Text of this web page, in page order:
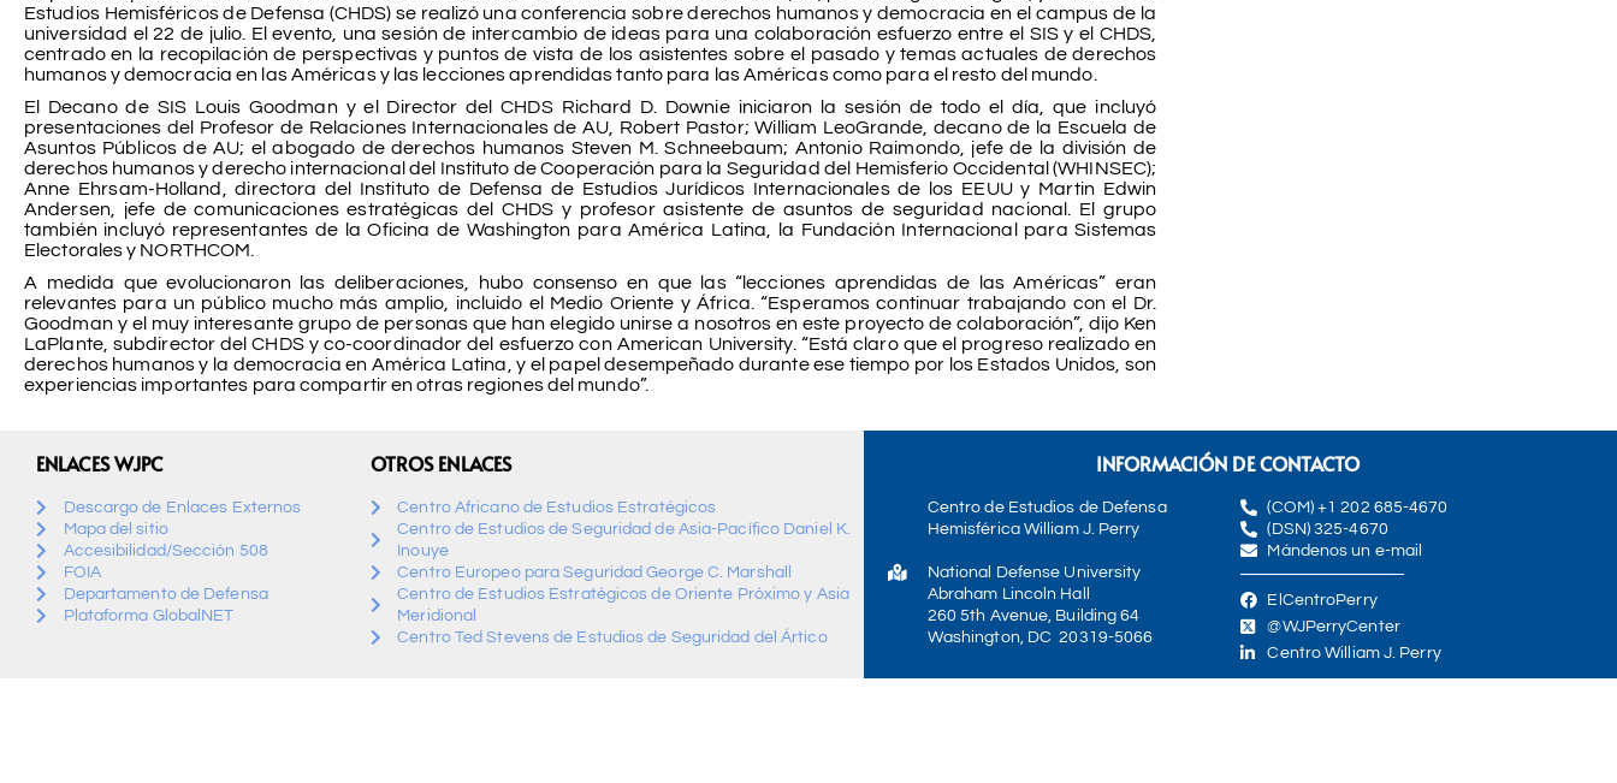
Estudios Hemisféricos de Defensa (CHDS) se realizó una conferencia sobre derechos humanos y democracia en el campus de la
universidad el 22 de julio. El evento, una sesión de intercambio de ideas para una colaboración esfuerzo entre el SIS y el CHDS,
centrado en la recopilación de perspectivas y puntos de vista de los asistentes sobre el pasado y temas actuales de derechos
humanos y democracia en las Américas y las lecciones aprendidas tanto para las Américas como para el resto del mundo.
El Decano de SIS Louis Goodman y el Director del CHDS Richard D. Downie iniciaron la sesión de todo el día, que incluyó
presentaciones del Profesor de Relaciones Internacionales de AU, Robert Pastor; William LeoGrande, decano de la Escuela de
Asuntos Públicos de AU; el abogado de derechos humanos Steven M. Schneebaum; Antonio Raimondo, jefe de la división de
derechos humanos y derecho internacional del Instituto de Cooperación para la Seguridad del Hemisferio Occidental (WHINSEC);
Anne Ehrsam-Holland, directora del Instituto de Defensa de Estudios Jurídicos Internacionales de los EEUU y Martin Edwin
Andersen, jefe de comunicaciones estratégicas del CHDS y profesor asistente de asuntos de seguridad nacional. El grupo
también incluyó representantes de la Oficina de Washington para América Latina, la Fundación Internacional para Sistemas
Electorales y NORTHCOM.
A medida que evolucionaron las deliberaciones, hubo consenso en que las “lecciones aprendidas de las Américas” eran
relevantes para un público mucho más amplio, incluido el Medio Oriente y África. “Esperamos continuar trabajando con el Dr.
Goodman y el muy interesante grupo de personas que han elegido unirse a nosotros en este proyecto de colaboración”, dijo Ken
LaPlante, subdirector del CHDS y co-coordinador del esfuerzo con American University. “Está claro que el progreso realizado en
derechos humanos y la democracia en América Latina, y el papel desempeñado durante ese tiempo por los Estados Unidos, son
experiencias importantes para compartir en otras regiones del mundo”.
ENLACES WJPC
Descargo de Enlaces Externos
Mapa del sitio
Accesibilidad/Sección 508
FOIA
Departamento de Defensa
Plataforma GlobalNET
OTROS ENLACES
Centro Africano de Estudios Estratégicos
Centro de Estudios de Seguridad de Asia-Pacífico Daniel K.
Inouye
Centro Europeo para Seguridad George C. Marshall
Centro de Estudios Estratégicos de Oriente Próximo y Asia
Meridional
Centro Ted Stevens de Estudios de Seguridad del Ártico
INFORMACIÓN DE CONTACTO
Centro de Estudios de Defensa
Hemisférica William J. Perry
National Defense University
Abraham Lincoln Hall
260 5th Avenue, Building 64
Washington, DC 20319-5066
(COM) +1 202 685-4670
(DSN) 325-4670
Mándenos un e-mail
ElCentroPerry
@WJPerryCenter
Centro William J. Perry